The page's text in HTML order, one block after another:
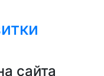
сайта